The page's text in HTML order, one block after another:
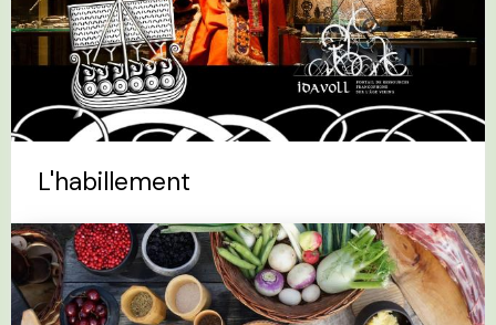
L'habillement